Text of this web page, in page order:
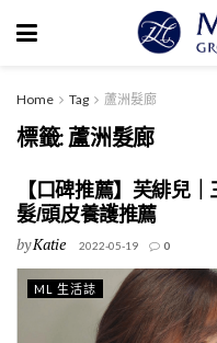
Home Tag 蘆洲髮廊
標籤: 蘆洲髮廊
【口碑推薦】芙緋兒
髮/頭皮養護推薦
byKatie 2022-05-19 0
ML 生活誌